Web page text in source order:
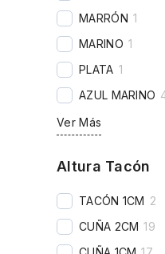
MARRÓN 1
MARINO 1
PLATA 1
AZUL MARINO
Ver Más
Altura Tacón
TACÓN 1CM 2
CUÑA 2CM 19